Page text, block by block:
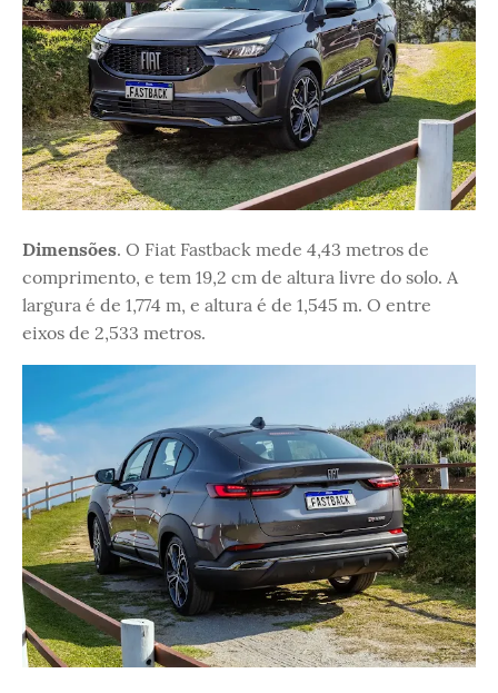
Dimensões. O Fiat Fastback mede 4,43 metros de
comprimento, e tem 19,2 cm de altura livre do solo. A
largura é de 1,774 m, e altura é de 1,545 m. O entre
eixos de 2,533 metros.